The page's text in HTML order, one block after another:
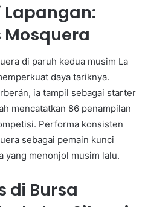
Lapangan:
di paruh kedua musim La
daya tariknya.
ia tampil sebagai starter
mencatatkan 86 penampilan
Performa konsisten
sebagai pemain kunci
yang menonjol musim lalu.
di Bursa